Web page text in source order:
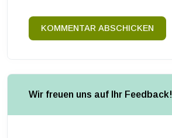
KOMMENTAR ABSCHICKEN
Wir freuen uns auf Ihr Feedback!